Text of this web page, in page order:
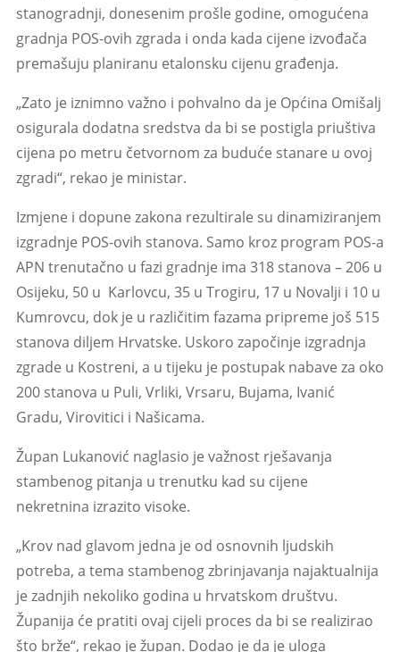
stanogradnji, donesenim prošle godine, omogućena
gradnja POS-ovih zgrada i onda kada cijene izvođača
premašuju planiranu etalonsku cijenu građenja.
„Zato je iznimno važno i pohvalno da je Općina Omišalj
osigurala dodatna sredstva da bi se postigla priuštiva
cijena po metru četvornom za buduće stanare u ovoj
zgradi“, rekao je ministar.
Izmjene i dopune zakona rezultirale su dinamiziranjem
izgradnje POS-ovih stanova. Samo kroz program POS-a
APN trenutačno u fazi gradnje ima 318 stanova – 206 u
Osijeku, 50 u Karlovcu, 35 u Trogiru, 17 u Novalji i 10 u
Kumrovcu, dok je u različitim fazama pripreme još 515
stanova diljem Hrvatske. Uskoro započinje izgradnja
zgrade u Kostreni, a u tijeku je postupak nabave za oko
200 stanova u Puli, Vrliki, Vrsaru, Bujama, Ivanić
Gradu, Virovitici i Našicama.
Župan Lukanović naglasio je važnost rješavanja
stambenog pitanja u trenutku kad su cijene
nekretnina izrazito visoke.
„Krov nad glavom jedna je od osnovnih ljudskih
potreba, a tema stambenog zbrinjavanja najaktualnija
je zadnjih nekoliko godina u hrvatskom društvu.
Županija će pratiti ovaj cijeli proces da bi se realizirao
što brže“, rekao je župan. Dodao je da je uloga